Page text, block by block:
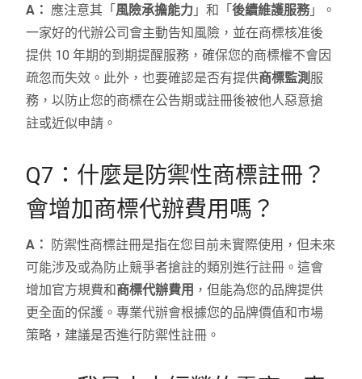
A： 應注意其「 風險承擔能力 」和「後續維護服務 」。
一家好的代辦公司會主動告知風險，並在商標核准後
提供 10 年期的到期提醒服務，確保您的商標權不會因
疏忽而失效。此外，也要確認是否有提供商標監測 服
務，以防止您的商標在公告期或註冊後被他人惡意搶
註或近似申請。
Q7：什麼是防禦性商標註冊？
會增加商標代辦費用嗎？
A：
防禦性商標註冊是指在您目前未實際使用，但未來
可能涉及或為防止競爭者搶註的類別進行註冊。這會
增加官方規費和商標代辦費用 ，但能為您的品牌提供
更全面的保護。專業代辦會根據您的品牌價值和市場
策略，建議是否進行防禦性註冊。